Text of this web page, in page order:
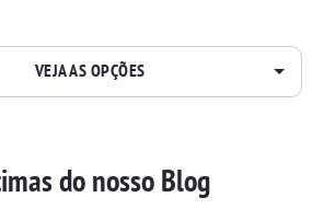
VEJA AS OPÇÕES
do nosso Blog